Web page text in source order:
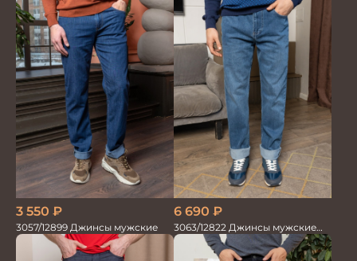
3 550 ₽
3057/12899 Джинсы мужские
6 690 ₽
3063/12822 Джинсы мужские
блю блю строчка